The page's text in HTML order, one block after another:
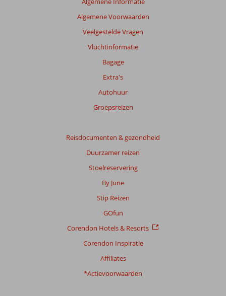
Algemene Voorwaarden
Veelgestelde Vragen
Vluchtinformatie
Bagage
Extra's
Autohuur
Groepsreizen
Reisdocumenten & gezondheid
Duurzamer reizen
Stoelreservering
By June
Stip Reizen
GOfun
Corendon Hotels & Resorts
Corendon Inspiratie
Affiliates
*Actievoorwaarden